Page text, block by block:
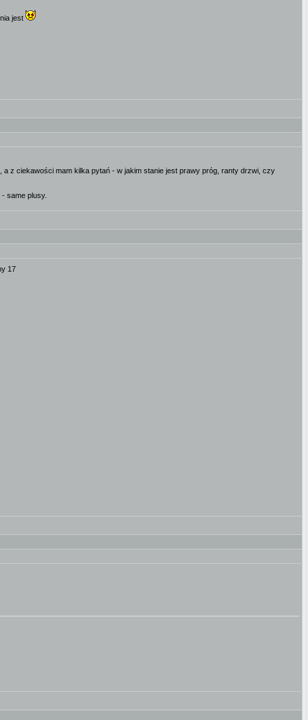
jest
a z ciekawości mam kilka pytań - w jakim stanie jest prawy próg, ranty drzwi, czy
same plusy.
17